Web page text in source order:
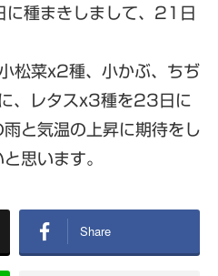
種まきしまして、21日
松菜x2種、小かぶ、ちぢ
、レタスx3種を23日に
と気温の上昇に期待をし
思います。
Share